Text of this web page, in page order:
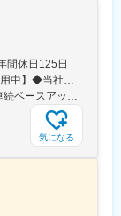
間休日125日
【首都圏（東京／埼玉／神奈川／千葉）積極採用中】◆当社が展開する【北海道／関東／首都圏／中部／近畿／九州】の各事業所へご希望を考慮した上で配属となります。【北海道】北海道【関東】栃木／群馬／茨城／長野／山梨／新潟【首都圏】東京／埼玉／神奈川／千葉★積極採用エリア【中部】静岡／愛知／三重／岐阜【近畿】滋賀／兵庫／大阪／京都／奈良／和歌山【九州】福岡／長崎／熊本／大分／宮崎／鹿児島各事業所の詳細については、弊社HPよりご確認ください※「企業情報」→「拠点」よりご確認いただけます。屋内禁煙(※喫煙室あり※禁煙タイムあり※喫煙室での就労はありません)
月給25万円以上＋役割手当＋家族手当 (★4年連続ベースアップ実施！)※時間外手当別途支給※年齢、経験、能力を考慮の上、優遇します
気になる